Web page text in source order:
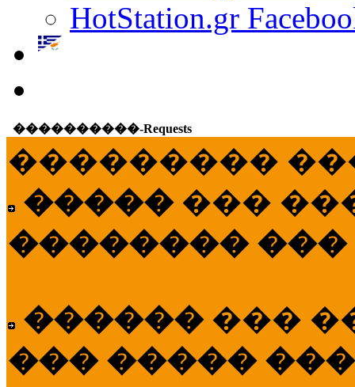
HotStation.gr
����������-Requests
���������
����� ���
�������� ���
������ ���
��� �����